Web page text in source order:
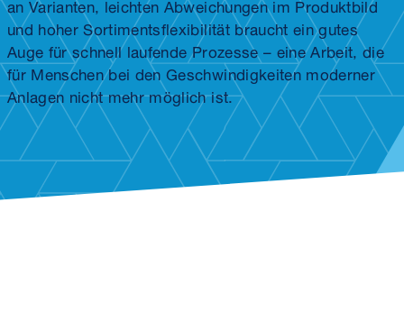
und hoher Sortiments­flexibilität braucht ein gutes
Auge für schnell laufende Prozesse – eine Arbeit, die
für Menschen bei den Geschwindigkeiten moderner
Anlagen nicht mehr möglich ist.